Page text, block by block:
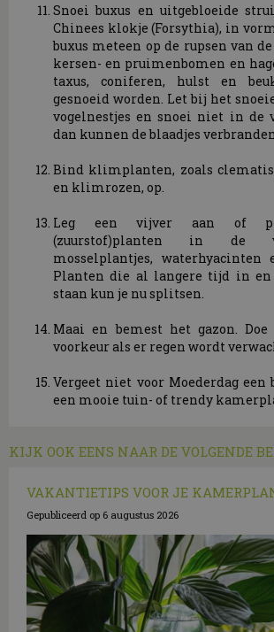
Snoei buxus en uitgebloeide
Chinees klokje (Forsythia), in
buxus meteen op de rupsen van
kersen- en pruimenbomen en
taxus, coniferen, hulst en
gesnoeid worden. Let bij het
vogelnestjes en snoei niet in de
dan kunnen de blaadjes verbranden.
Bind klimplanten, zoals
en klimrozen, op.
Leg een vijver aan of
(zuurstof)planten in de
mosselplantjes, waterhyacinten
Planten die al langere tijd in
staan kun je nu splitsen.
Maai en bemest het gazon.
voorkeur als er regen wordt
Vergeet niet voor Moederdag een
een mooie tuin- of trendy
KIJK OOK EENS NAAR DE VOLGENDE
VAKANTIETIPS VOOR JE
Gepubliceerd op 6 augustus 2026